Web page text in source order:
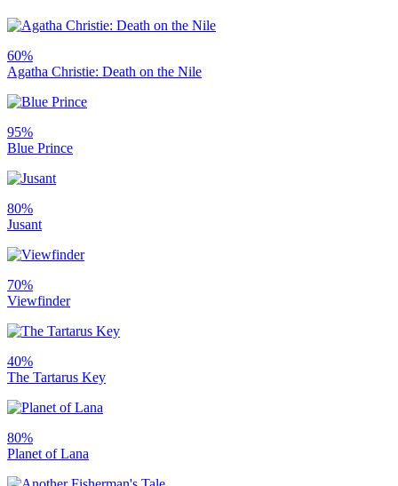
60%
Agatha Christie: Death on the Nile
95%
Blue Prince
80%
Jusant
70%
Viewfinder
40%
The Tartarus Key
80%
Planet of Lana